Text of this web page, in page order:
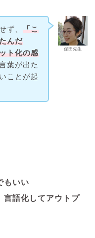
保田先生
ず、 「こ
んだ
ト化の感
葉が出た
ことが起
もいい
言語化してアウトプ